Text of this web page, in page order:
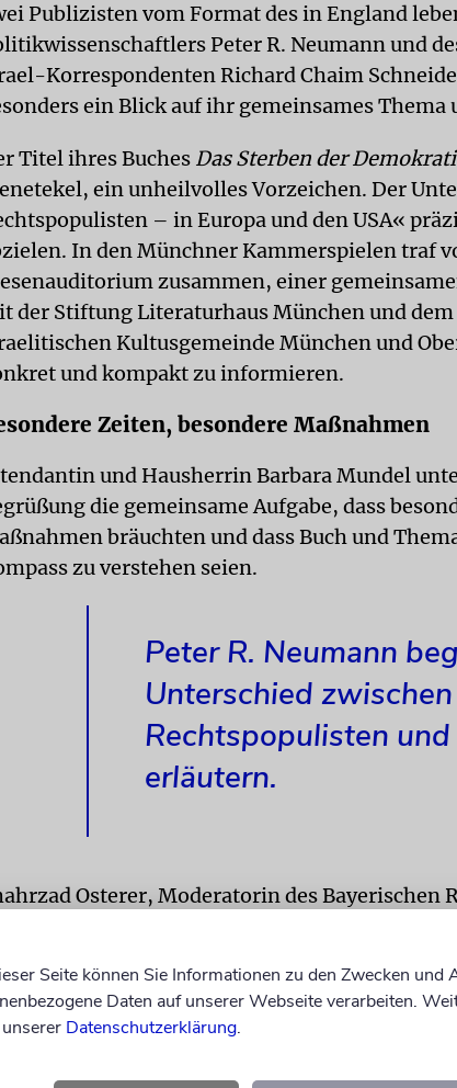
Publizisten vom Format des in England
Peter R. Neumann und
Korres­pondenten Richard Chaim
ein Blick auf ihr gemeinsames Thema
Titel ihres Buches Das Sterben der
ein unheilvolles Vorzeichen. Der
– in Europa und den USA«
In den Münchner Kammerspielen traf
zusammen, einer
der Stiftung Literaturhaus München und
Kultusgemeinde München und
und kompakt zu informieren.
Zeiten, besondere Maßnahmen
und Hausherrin Barbara Mundel
die gemeinsame Aufgabe, dass
bräuchten und dass Buch und
zu verstehen seien.
Peter R. Neumann
Unterschied zwischen
Rechtspopulisten
erläutern.
Osterer, Moderatorin des Bayerischen
benannt – und neun Kapiteln
aufzubereiten.
Seite können Sie Informationen zu den Zwecken und
Daten auf unserer Webseite verarbeiten.
Datenschutzerklärung.